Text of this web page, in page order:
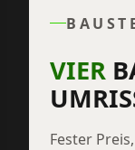
VIER
Fester